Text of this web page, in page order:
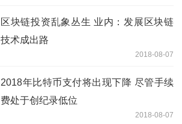
区块链投资乱象丛生 业内：发展区块链
技术成出路
2018-08-07
2018年比特币支付将出现下降 尽管手续
费处于创纪录低位
2018-08-07